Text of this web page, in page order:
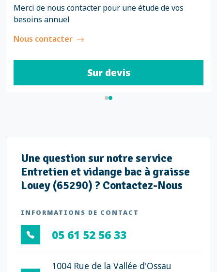
Merci de nous contacter pour une étude de vos
besoins annuel
Nous contacter
Sur devis
Une question sur notre service
Entretien et vidange bac à graisse
Louey (65290) ? Contactez-Nous
INFORMATIONS DE CONTACT
05 61 52 56 33
1004 Rue de la Vallée d'Ossau